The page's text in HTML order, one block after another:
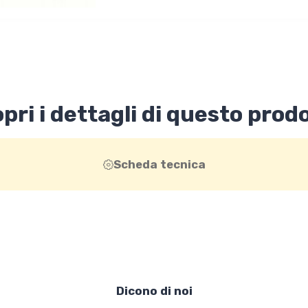
i dettagli di questo
Scheda tecnica
Dicono di noi